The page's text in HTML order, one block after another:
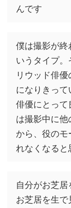
んです
僕は撮影が終
いうタイプ
リウッド俳
になりきって
俳優にとって
は撮影中に
から、役のモ
れなくなると
自分がお芝
お芝居を生